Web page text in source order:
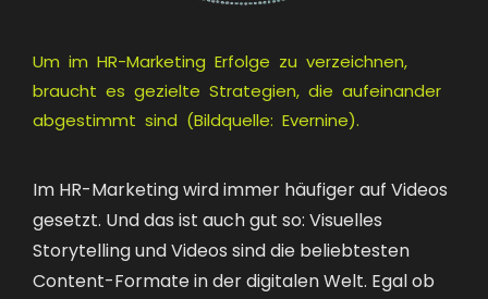
Um im HR-Marketing Erfolge zu verzeichnen,
braucht es gezielte Strategien, die aufeinander
abgestimmt sind (Bildquelle: Evernine).
Im HR-Marketing wird immer häufiger auf Videos
gesetzt. Und das ist auch gut so: Visuelles
Storytelling und Videos sind die beliebtesten
Content-Formate in der digitalen Welt. Egal ob